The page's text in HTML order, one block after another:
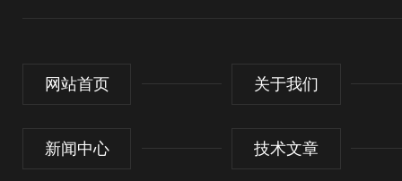
网站首页 关于我们
新闻中心 技术文章